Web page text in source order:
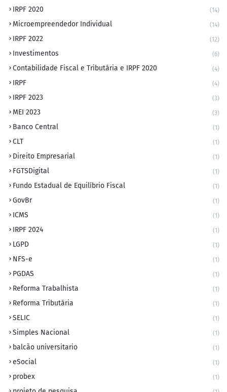
IRPF 2020 (14)
Microempreendedor Individual (14)
IRPF 2022 (12)
Investimentos (6)
Contabilidade Fiscal e Tributária e IRPF 2020 (4)
IRPF (4)
IRPF 2023 (3)
MEI 2023 (3)
Banco Central (1)
CLT (1)
Direito Empresarial (1)
FGTSDigital (1)
Fundo Estadual de Equilíbrio Fiscal (1)
GovBr (1)
ICMS (1)
IRPF 2024 (1)
LGPD (1)
NFS-e (1)
PGDAS (1)
Reforma Trabalhista (1)
Reforma Tributária (1)
SELIC (1)
Simples Nacional (1)
balcão universitario (1)
eSocial (1)
probex (1)